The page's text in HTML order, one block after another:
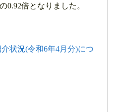
0.92倍となりました。
状況(令和6年4月分)につ